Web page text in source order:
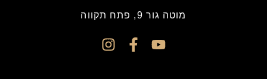
מוטה גור 9, פתח תקווה